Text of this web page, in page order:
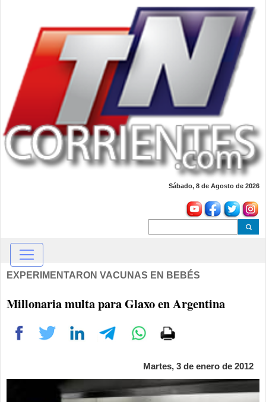
Sábado, 8 de Agosto de 2026
EXPERIMENTARON VACUNAS EN BEBÉS
Millonaria multa para Glaxo en Argentina
Martes, 3 de enero de 2012